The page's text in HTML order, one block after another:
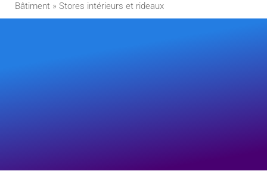
Bâtiment » Stores intérieurs et rideaux